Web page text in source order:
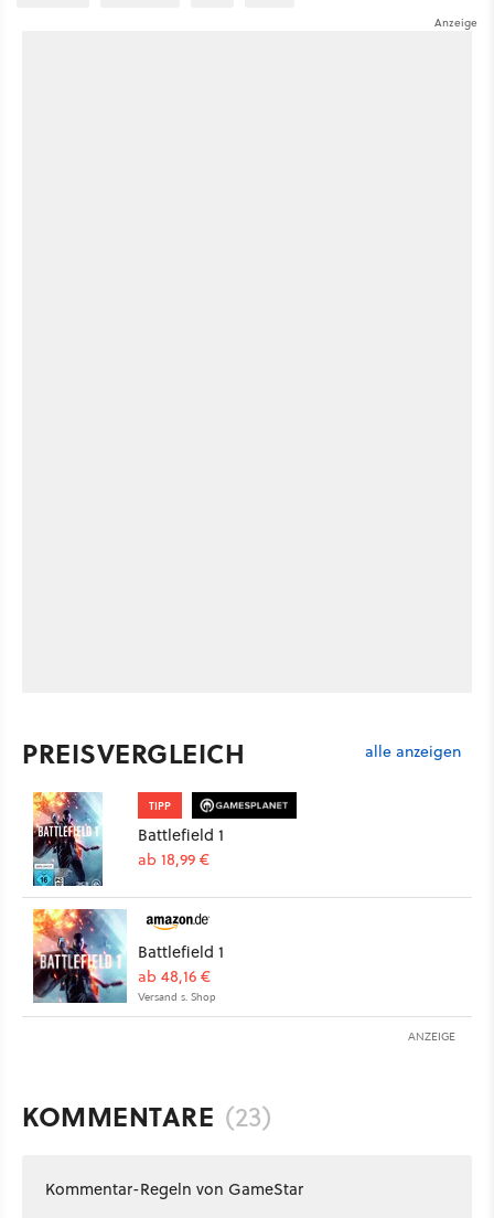
PREISVERGLEICH alle anzeigen
TIPP
Battlefield 1
ab 18,99 €
Battlefield 1
ab 48,16 €
Versand s. Shop
ANZEIGE
KOMMENTARE (23)
Kommentar-Regeln von GameStar